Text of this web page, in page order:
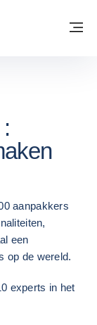
GROEP
aanpakkers
een
op de wereld.
experts in het